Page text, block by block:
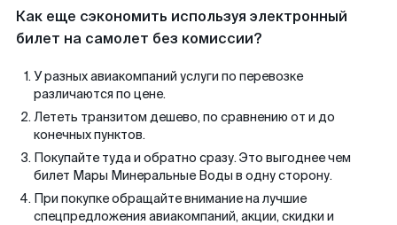
Как еще сэкономить используя электронный
билет на самолет без комиссии?
У разных авиакомпаний услуги по перевозке
различаются по цене.
Лететь транзитом дешево, по сравнению от и до
конечных пунктов.
Покупайте туда и обратно сразу. Это выгоднее чем
билет Мары Минеральные Воды в одну сторону.
При покупке обращайте внимание на лучшие
спецпредложения авиакомпаний, акции, скидки и